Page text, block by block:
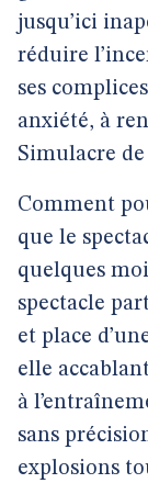
jusqu’ici
réduire
ses
anxiété, à
Simulacre
Comment
que le
quelques
spectacle
et place
elle
à
sans
explosions